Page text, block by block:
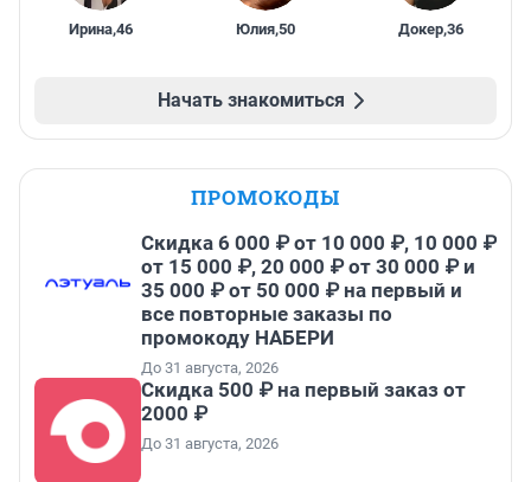
Ирина,46 Юлия,50 Докер,36
Начать знакомиться
ПРОМОКОДЫ
Скидка 6 000 ₽ от 10 000 ₽, 10 000 ₽
от 15 000 ₽, 20 000 ₽ от 30 000 ₽ и
35 000 ₽ от 50 000 ₽ на первый и
все повторные заказы по
промокоду НАБЕРИ
До 31 августа, 2026
Скидка 500 ₽ на первый заказ от
2000 ₽
До 31 августа, 2026